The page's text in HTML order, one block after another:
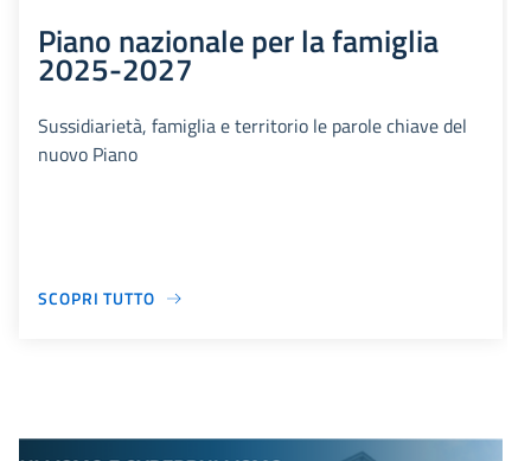
Piano nazionale per la famiglia
2025-2027
Sussidiarietà, famiglia e territorio le parole chiave del
nuovo Piano
SCOPRI TUTTO